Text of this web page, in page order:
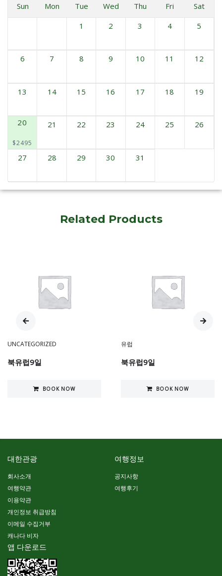
Sun Mon Tue Wed Thu Fri
Sat
1
2 3 4 5
6 7 8 9 10 11 12
13 14 15 16 17 18 19
20
$2495
21 22 23 24 25 26
27 28 29 30 31
Related Products
UNCATEGORIZED
북유럽9일
BOOK NOW
유럽
북유럽9일
BOOK NOW
대한관광
회사소개
여행약관
이용약관
개인정보 취급방침
이메일 수집거부
캐나다 비자
여행정보
공지사항
여행후기
앱 다운로드